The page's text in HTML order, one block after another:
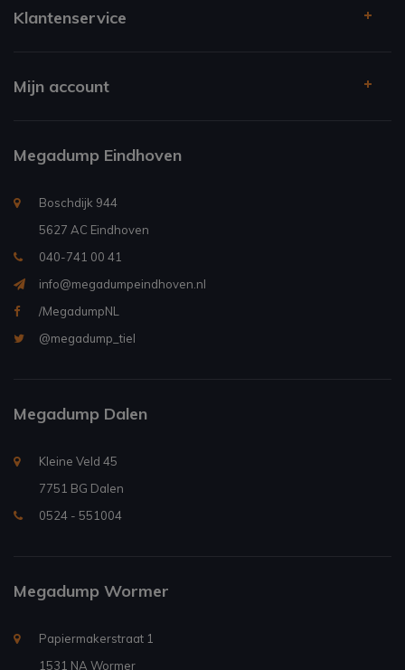
Klantenservice
Mijn account
Megadump Eindhoven
Boschdijk 944
5627 AC Eindhoven
040-741 00 41
info@megadumpeindhoven.nl
/MegadumpNL
@megadump_tiel
Megadump Dalen
Kleine Veld 45
7751 BG Dalen
0524 - 551004
Megadump Wormer
Papiermakerstraat 1
1531 NA Wormer